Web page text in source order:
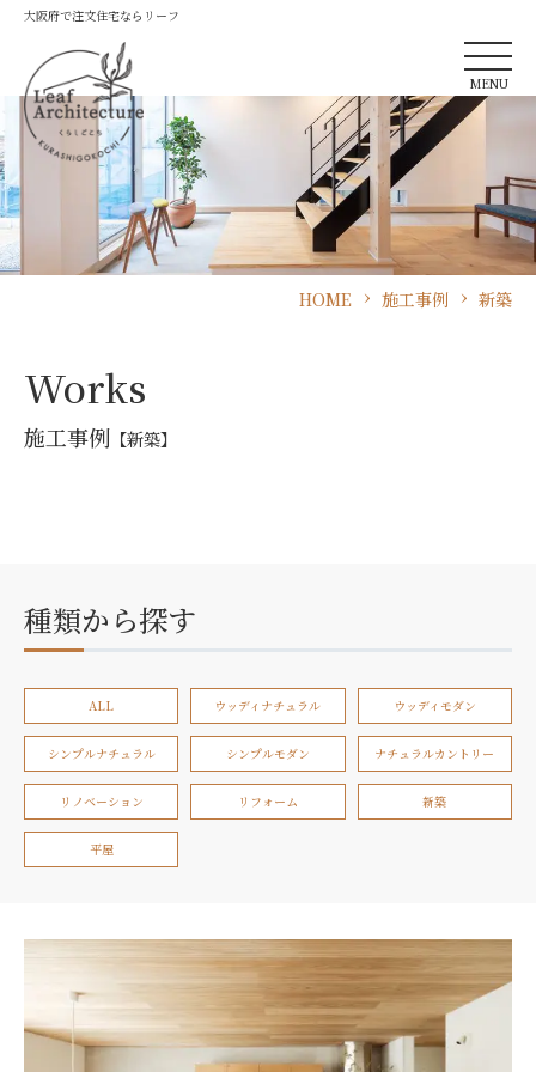
大阪府で注文住宅ならリーフ
MENU
HOME 施工事例 新築
Works
施工事例 【新築】
種類から探す
ALL ウッディナチュラル ウッディモダン
シンプルナチュラル シンプルモダン ナチュラルカントリー
リノベーション リフォーム 新築
平屋